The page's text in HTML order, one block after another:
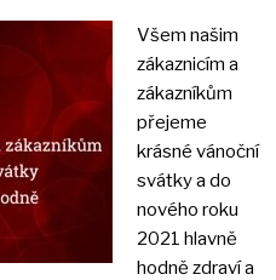
Všem našim
zákaznicím a
zákazníkům
přejeme
krásné vánoční
svátky a do
nového roku
2021 hlavně
hodně zdraví a